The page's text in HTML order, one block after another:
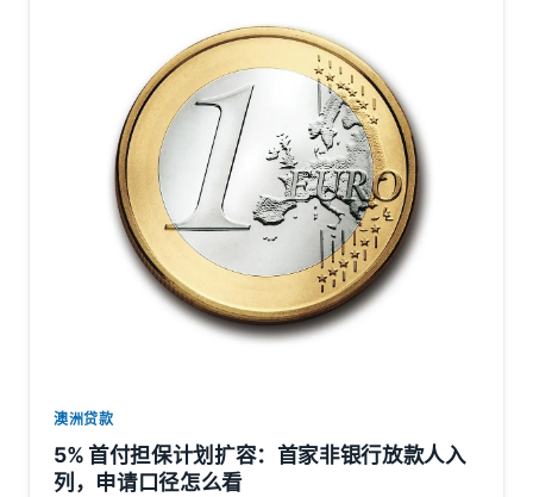
澳洲贷款
5% 首付担保计划扩容：首家非银行放款人入
列，申请口径怎么看